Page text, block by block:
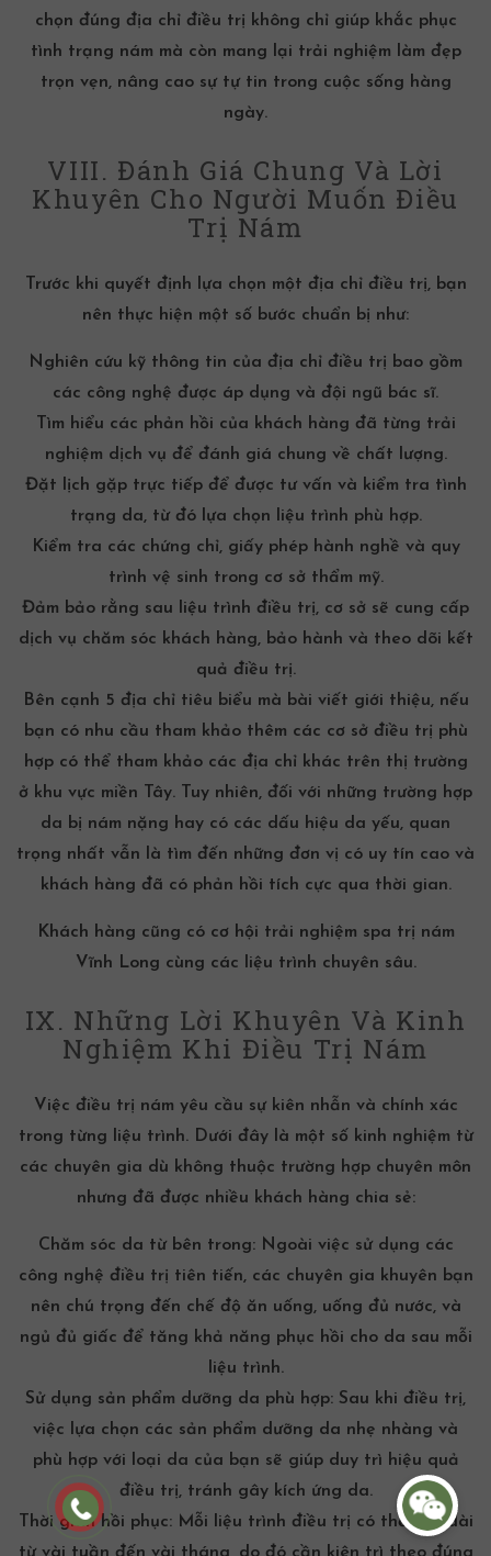
chọn đúng địa chỉ điều trị không chỉ giúp khắc phục
tình trạng nám mà còn mang lại trải nghiệm làm đẹp
trọn vẹn, nâng cao sự tự tin trong cuộc sống hàng
ngày.
VIII. Đánh Giá Chung Và Lời
Khuyên Cho Người Muốn Điều
Trị Nám
Trước khi quyết định lựa chọn một địa chỉ điều trị, bạn
nên thực hiện một số bước chuẩn bị như:
Nghiên cứu kỹ thông tin của địa chỉ điều trị bao gồm
các công nghệ được áp dụng và đội ngũ bác sĩ.
Tìm hiểu các phản hồi của khách hàng đã từng trải
nghiệm dịch vụ để đánh giá chung về chất lượng.
Đặt lịch gặp trực tiếp để được tư vấn và kiểm tra tình
trạng da, từ đó lựa chọn liệu trình phù hợp.
Kiểm tra các chứng chỉ, giấy phép hành nghề và quy
trình vệ sinh trong cơ sở thẩm mỹ.
Đảm bảo rằng sau liệu trình điều trị, cơ sở sẽ cung cấp
dịch vụ chăm sóc khách hàng, bảo hành và theo dõi kết
quả điều trị.
Bên cạnh 5 địa chỉ tiêu biểu mà bài viết giới thiệu, nếu
bạn có nhu cầu tham khảo thêm các cơ sở điều trị phù
hợp có thể tham khảo các địa chỉ khác trên thị trường
ở khu vực miền Tây. Tuy nhiên, đối với những trường hợp
da bị nám nặng hay có các dấu hiệu da yếu, quan
trọng nhất vẫn là tìm đến những đơn vị có uy tín cao và
khách hàng đã có phản hồi tích cực qua thời gian.
Khách hàng cũng có cơ hội trải nghiệm spa trị nám
Vĩnh Long cùng các liệu trình chuyên sâu.
IX. Những Lời Khuyên Và Kinh
Nghiệm Khi Điều Trị Nám
Việc điều trị nám yêu cầu sự kiên nhẫn và chính xác
trong từng liệu trình. Dưới đây là một số kinh nghiệm từ
các chuyên gia dù không thuộc trường hợp chuyên môn
nhưng đã được nhiều khách hàng chia sẻ:
Chăm sóc da từ bên trong:Ngoài việc sử dụng các
công nghệ điều trị tiên tiến, các chuyên gia khuyên bạn
nên chú trọng đến chế độ ăn uống, uống đủ nước, và
ngủ đủ giấc để tăng khả năng phục hồi cho da sau mỗi
liệu trình.
Sử dụng sản phẩm dưỡng da phù hợp: Sau khi điều trị,
việc lựa chọn các sản phẩm dưỡng da nhẹ nhàng và
phù hợp với loại da của bạn sẽ giúp duy trì hiệu quả
điều trị, tránh gây kích ứng da.
Thời gian hồi phục:Mỗi liệu trình điều trị có thể kéo dài
từ vài tuần đến vài tháng, do đó cần kiên trì theo đúng